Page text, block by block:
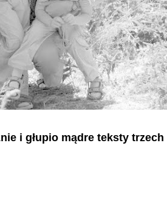
i głupio mądre teksty trzech